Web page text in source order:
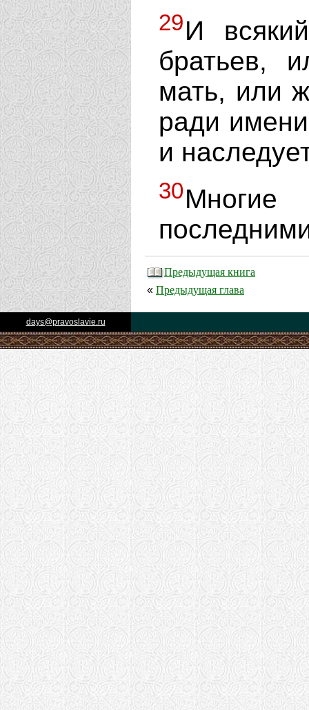
29И
братьев,
мать, или
ради
и
30
Предыдущая книга
« Предыдущая глава
days@pravoslavie.ru